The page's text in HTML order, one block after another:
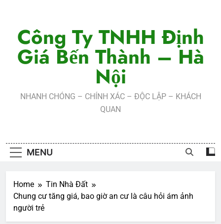
contentCông Ty TNHH Định
Giá Bến Thành – Hà
Nội
NHANH CHÓNG – CHÍNH XÁC – ĐỘC LẬP – KHÁCH
QUAN
MENU
Home
Tin Nhà Đất
Chung cư tăng giá, bao giờ an cư là câu hỏi ám ảnh
người trẻ